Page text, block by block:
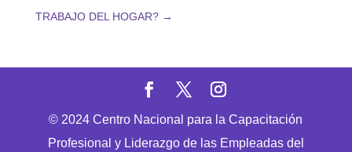
TRABAJO DEL HOGAR? →
© 2024 Centro Nacional para la Capacitación
Profesional y Liderazgo de las Empleadas del